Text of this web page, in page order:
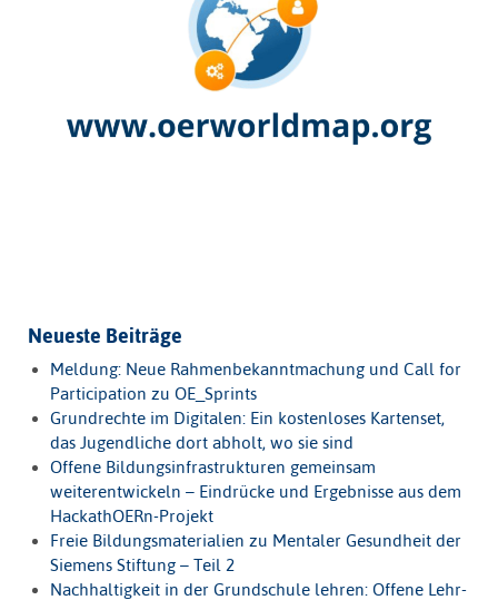
Neueste Beiträge
Meldung: Neue Rahmenbekanntmachung und Call for
Participation zu OE_Sprints
Grundrechte im Digitalen: Ein kostenloses Kartenset,
das Jugendliche dort abholt, wo sie sind
Offene Bildungsinfrastrukturen gemeinsam
weiterentwickeln – Eindrücke und Ergebnisse aus dem
HackathOERn-Projekt
Freie Bildungsmaterialien zu Mentaler Gesundheit der
Siemens Stiftung – Teil 2
Nachhaltigkeit in der Grundschule lehren: Offene Lehr-